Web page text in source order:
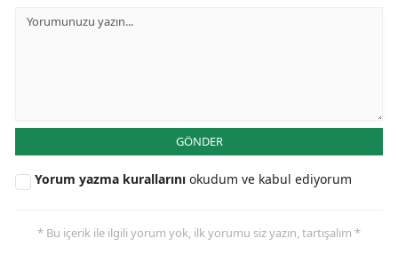
GÖNDER
Yorum yazma kurallarını okudum ve kabul ediyorum
* Bu içerik ile ilgili yorum yok, ilk yorumu siz yazın, tartışalım *